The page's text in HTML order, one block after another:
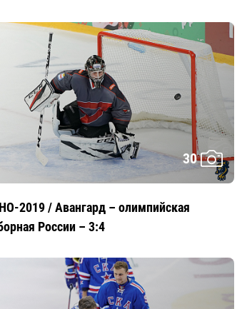
30
2019 / Авангард – олимпийская
России – 3:4